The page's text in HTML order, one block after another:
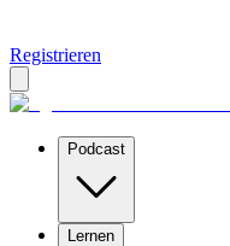
Registrieren
Podcast
Lernen